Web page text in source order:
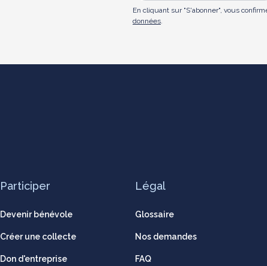
En cliquant sur "S'abonner", vous
données.
Participer
Devenir bénévole
Créer une collecte
Don d'entreprise
Légal
Glossaire
Nos demandes
FAQ